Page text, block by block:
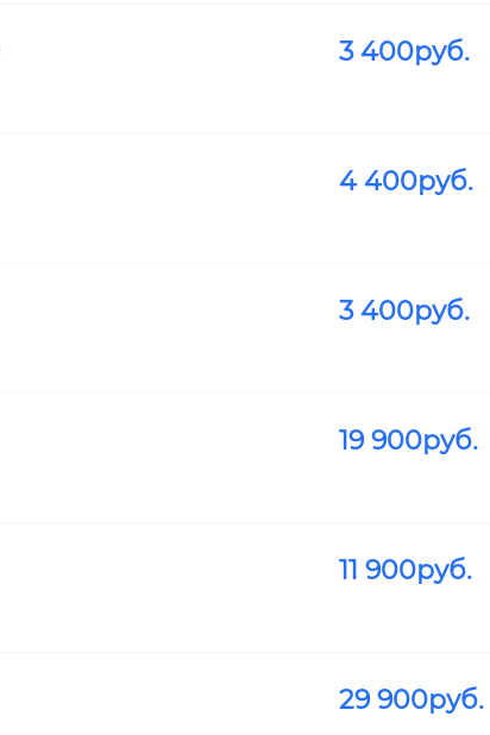
3 400руб.
4 400руб.
3 400руб.
19 900руб.
11 900руб.
29 900руб.